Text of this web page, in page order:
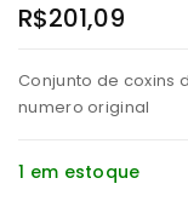
R$201,09
Conjunto de coxins
numero original
1 em estoque